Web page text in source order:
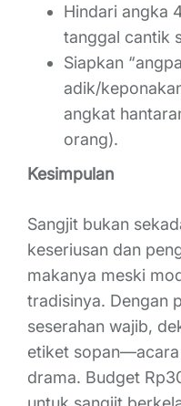
Hindari angka
tanggal cantik
Siapkan
adik/
angkat
orang).
Kesimpulan
Sangjit bukan
keseriusan dan
makanya meski
tradisinya. Dengan
seserahan wajib,
etiket sopan—acara
drama. Budget